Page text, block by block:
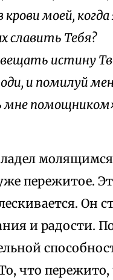
моей, когда
славить Тебя?
истину
и помилуй
мне
пережитое.
Он
и радости.
что